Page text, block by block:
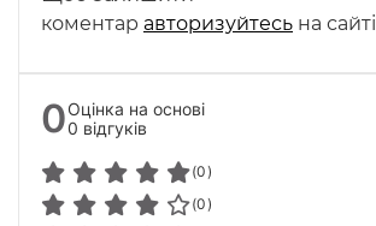
коментар авторизуйтесь на сайті
0Оцінка на основі
0 відгуків
(0)
(0)